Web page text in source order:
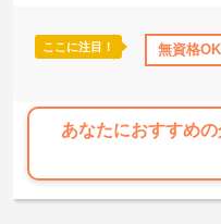
ここに注目！ 無資格OK
あなたにおすすめ